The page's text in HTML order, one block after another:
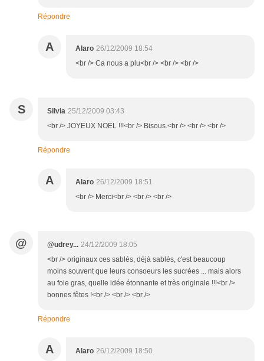
Répondre
A Alaro 26/12/2009 18:54
<br /> Ca nous a plu<br /> <br /> <br />
S Silvia 25/12/2009 03:43
<br /> JOYEUX NOËL !!!<br /> Bisous.<br /> <br /> <br />
Répondre
A Alaro 26/12/2009 18:51
<br /> Merci<br /> <br /> <br />
@ @udrey... 24/12/2009 18:05
<br /> originaux ces sablés, déjà sablés, c'est beaucoup
moins souvent que leurs consoeurs les sucrées ... mais alors
au foie gras, quelle idée étonnante et très originale !!!<br />
bonnes fêtes !<br /> <br /> <br />
Répondre
A Alaro 26/12/2009 18:50